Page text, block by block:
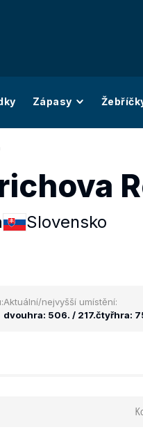
Zápasy
Slovensko
Aktuální/nejvyšší umístění:
dvouhra: 506. / 217.čtyřhra: